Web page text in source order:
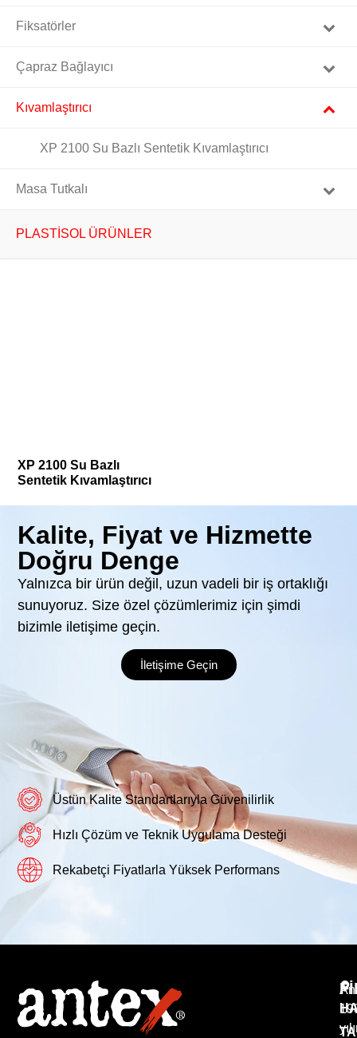
Fiksatörler
Çapraz Bağlayıcı
Kıvamlaştırıcı
XP 2100 Su Bazlı Sentetik Kıvamlaştırıcı
Masa Tutkalı
PLASTİSOL ÜRÜNLER
XP 2100 Su Bazlı
Sentetik Kıvamlaştırıcı
Kalite, Fiyat ve Hizmette
Doğru Denge
Yalnızca bir ürün değil, uzun vadeli bir iş ortaklığı
sunuyoruz. Size özel çözümlerimiz için şimdi
bizimle iletişime geçin.
İletişime Geçin
Üstün Kalite Standartlarıyla Güvenilirlik
Hızlı Çözüm ve Teknik Uygulama Desteği
Rekabetçi Fiyatlarla Yüksek Performans